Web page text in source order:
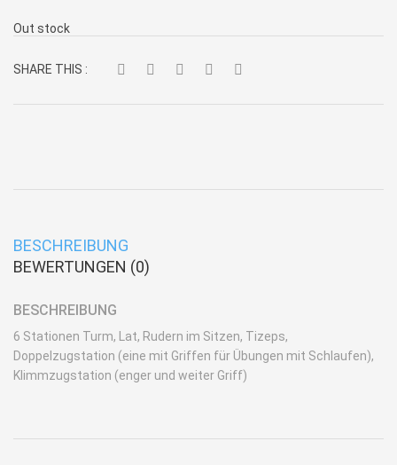
Out stock
SHARE THIS :
BESCHREIBUNG
BEWERTUNGEN (0)
BESCHREIBUNG
6 Stationen Turm, Lat, Rudern im Sitzen, Tizeps,
Doppelzugstation (eine mit Griffen für Übungen mit Schlaufen),
Klimmzugstation (enger und weiter Griff)